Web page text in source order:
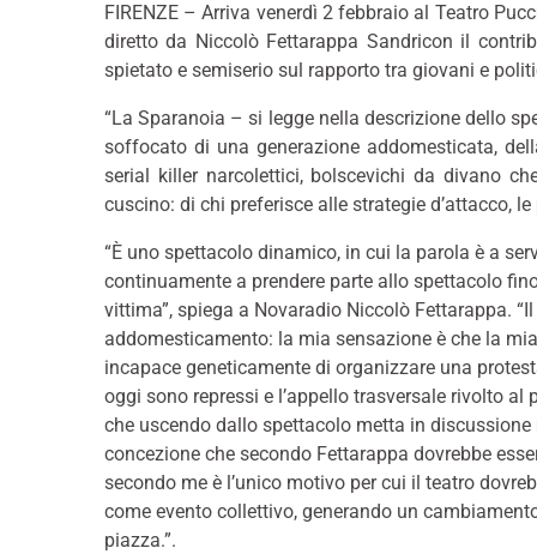
FIRENZE – Arriva venerdì 2 febbraio al Teatro
diretto da Niccolò Fettarappa Sandricon il
spietato e semiserio sul rapporto tra giovani e
“La Sparanoia – si legge nella descrizione dello
soffocato di una generazione addomesticata,
serial killer narcolettici, bolscevichi da divano
cuscino: di chi preferisce alle strategie d’attacco, le
“È uno spettacolo dinamico, in cui la parola è a
continuamente a prendere parte allo spettacolo
vittima”, spiega a Novaradio Niccolò Fettarappa.
addomesticamento: la mia sensazione è che la
incapace geneticamente di organizzare una
oggi sono repressi e l’appello trasversale rivolto
che uscendo dallo spettacolo metta in
concezione che secondo Fettarappa dovrebbe
secondo me è l’unico motivo per cui il teatro
come evento collettivo, generando un
piazza.”.